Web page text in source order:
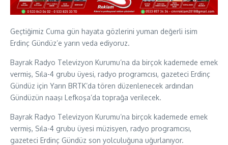
Geçtiğimiz Cuma gün hayata gözlerini yuman değerli isim
Erdinç Gündüz’e yarın veda ediyoruz.
Bayrak Radyo Televizyon Kurumu’na da birçok kademede emek
vermiş, Sıla-4 grubu üyesi, radyo programcısı, gazeteci Erdinç
Gündüz için Yarın BRTK’da tören düzenlenecek ardından
Gündüzün naaşı Lefkoşa’da toprağa verilecek.
Bayrak Radyo Televizyon Kurumu’na birçok kademede emek
vermiş, Sıla-4 grubu üyesi müzisyen, radyo programcısı,
gazeteci Erdinç Gündüz son yolculuğuna uğurlanıyor.